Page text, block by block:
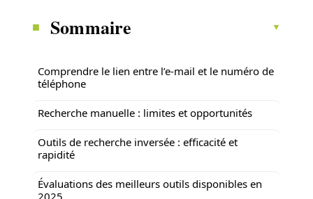
Sommaire
Comprendre le lien entre l’e-mail et le numéro de
téléphone
Recherche manuelle : limites et opportunités
Outils de recherche inversée : efficacité et
rapidité
Évaluations des meilleurs outils disponibles en
2025